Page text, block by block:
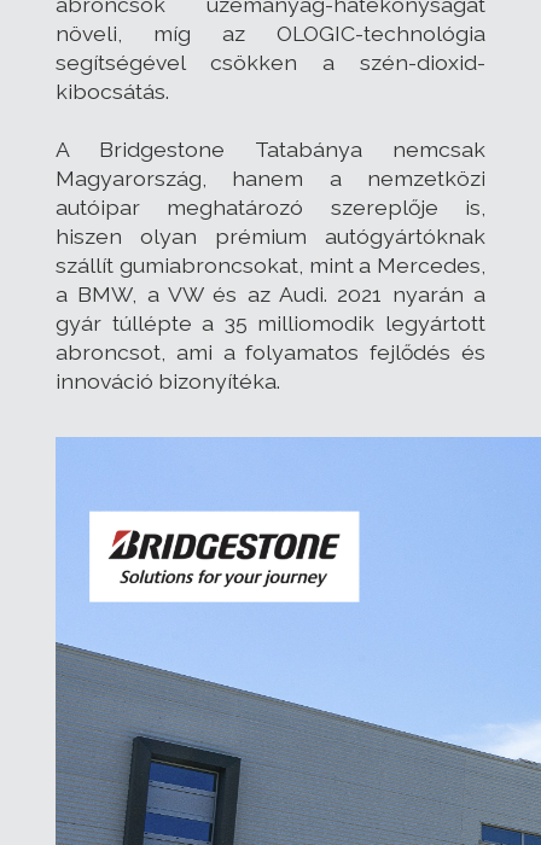
növeli, míg az OLOGIC-technológia
segítségével csökken a szén-dioxid-
kibocsátás.
A Bridgestone Tatabánya nemcsak
Magyarország, hanem a nemzetközi
autóipar meghatározó szereplője is,
hiszen olyan prémium autógyártóknak
szállít gumiabroncsokat, mint a Mercedes,
a BMW, a VW és az Audi. 2021 nyarán a
gyár túllépte a 35 milliomodik legyártott
abroncsot, ami a folyamatos fejlődés és
innováció bizonyítéka.